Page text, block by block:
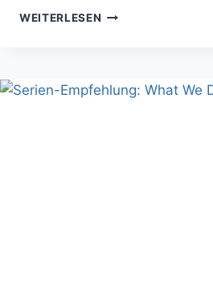
WEITERLESEN DAS
10